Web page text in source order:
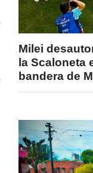
Milei
la Scaloneta
bandera de